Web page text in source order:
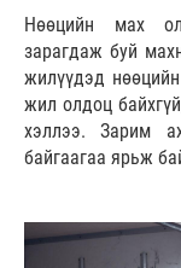
Нөөцийн мах
зарагдаж буй
жилүүдэд
жил олдоц
хэллээ. Зарим
байгаагаа ярьж